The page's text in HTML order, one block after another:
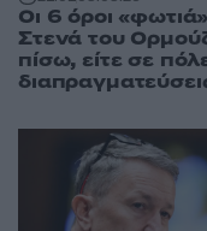
Οι 6 όροι
Στενά του
πίσω, είτε σε